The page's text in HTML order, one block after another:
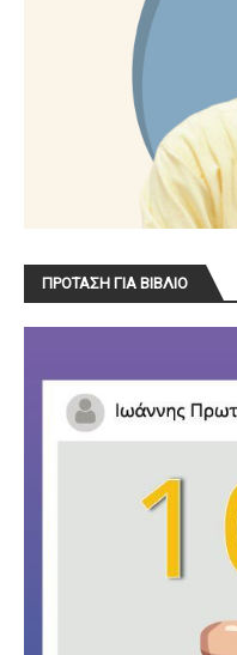
ΠΡΟΤΑΣΗ ΓΙΑ ΒΙΒΛΙΟ